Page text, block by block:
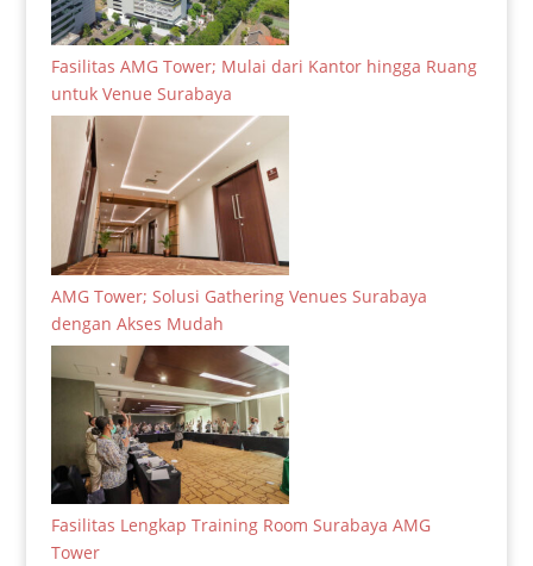
Fasilitas AMG Tower; Mulai dari Kantor hingga Ruang
untuk Venue Surabaya
AMG Tower; Solusi Gathering Venues Surabaya
dengan Akses Mudah
Fasilitas Lengkap Training Room Surabaya AMG
Tower